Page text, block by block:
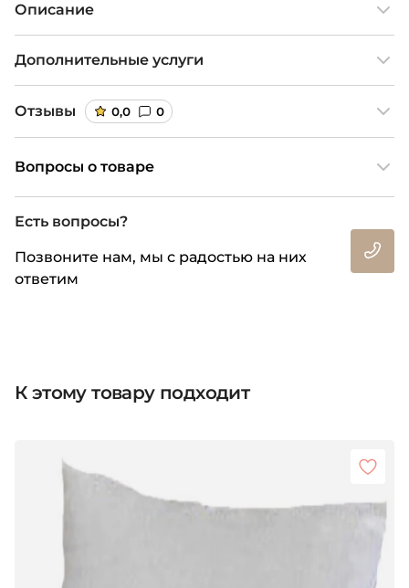
Описание
Дополнительные услуги
Отзывы 0,0 0
Вопросы о товаре
Есть вопросы?
Позвоните нам, мы с радостью на них
ответим
К этому товару подходит